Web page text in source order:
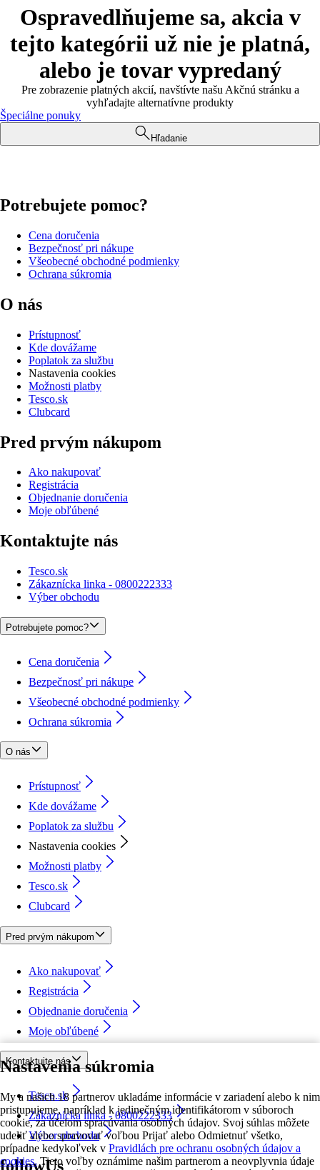
Nastavenia súkromia
My a našich 18 partnerov ukladáme informácie v zariadení alebo k nim
pristupujeme, napríklad k jedinečným identifikátorom v súboroch
cookie, za účelom spracúvania osobných údajov. Svoj súhlas môžete
udeliť alebo spravovať voľbou Prijať alebo Odmietnuť všetko,
prípadne kedykoľvek v Pravidlách pre ochranu osobných údajov a
cookies. Tieto voľby oznámime našim partnerom a neovplyvnia údaje
Ospravedlňujeme sa, akcia v
tejto kategórii už nie je platná,
alebo je tovar vypredaný
Pre zobrazenie platných akcií, navštívte našu Akčnú stránku a
vyhľadajte alternatívne produkty
Špeciálne ponuky
Hľadanie
Potrebujete pomoc?
Cena doručenia
Bezpečnosť pri nákupe
Všeobecné obchodné podmienky
Ochrana súkromia
O nás
Prístupnosť
Kde dovážame
Poplatok za službu
Nastavenia cookies
Možnosti platby
Tesco.sk
Clubcard
Pred prvým nákupom
Ako nakupovať
Registrácia
Objednanie doručenia
Moje obľúbené
Kontaktujte nás
Tesco.sk
Zákaznícka linka - 0800222333
Výber obchodu
Potrebujete pomoc?
Cena doručenia
Bezpečnosť pri nákupe
Všeobecné obchodné podmienky
Ochrana súkromia
O nás
Prístupnosť
Kde dovážame
Poplatok za službu
Nastavenia cookies
Možnosti platby
Tesco.sk
Clubcard
Pred prvým nákupom
Ako nakupovať
Registrácia
Objednanie doručenia
Moje obľúbené
Kontaktujte nás
Tesco.sk
Zákaznícka linka - 0800222333
Výber obchodu
followUs